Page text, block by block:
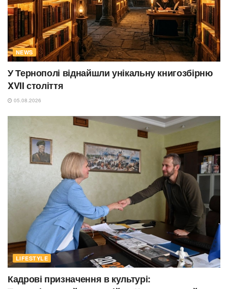
NEWS
У Тернополі віднайшли унікальну книгозбірню
XVII століття
05.08.2026
LIFESTYLE
Кадрові призначення в культурі: